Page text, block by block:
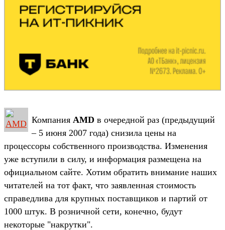
Компания AMD в очередной раз (предыдущий
– 5 июня 2007 года) снизила цены на
процессоры собственного производства. Изменения
уже вступили в силу, и информация размещена на
официальном сайте. Хотим обратить внимание наших
читателей на тот факт, что заявленная стоимость
справедлива для крупных поставщиков и партий от
1000 штук. В розничной сети, конечно, будут
некоторые "накрутки".